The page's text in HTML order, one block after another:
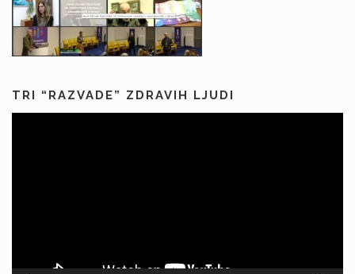
TRI “RAZVADE” ZDRAVIH LJUDI